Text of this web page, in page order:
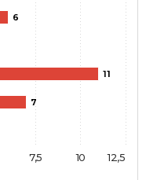
6
11
7
10
7,5 12,5